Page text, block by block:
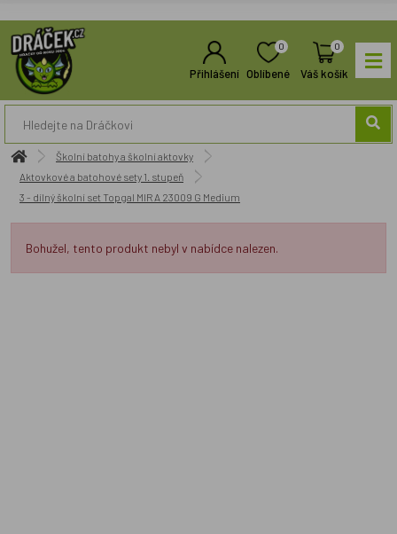
Přihlášení
0
Oblíbené
0
Váš košík
Školní batohy a školní aktovky
Aktovkové a batohové sety 1. stupeň
3 - dílný školní set Topgal MIRA 23009 G Medium
Bohužel, tento produkt nebyl v nabídce nalezen.